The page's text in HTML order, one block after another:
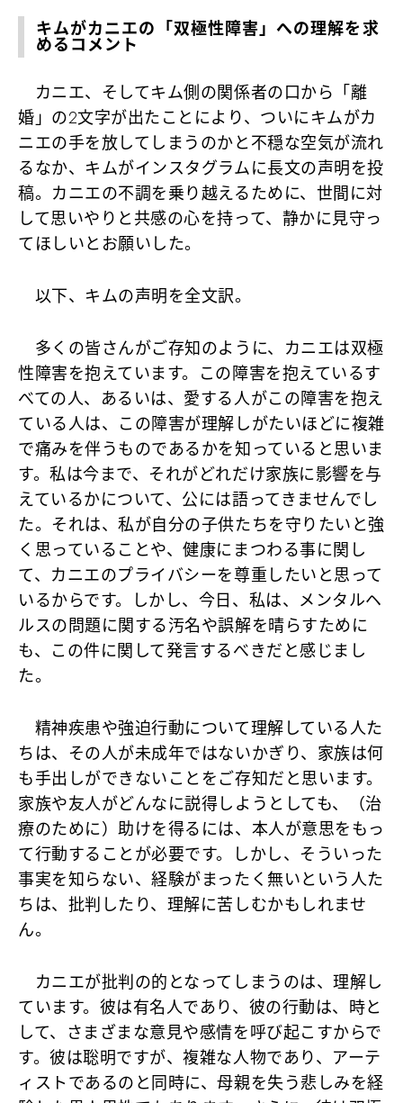
キムがカニエの「双極性障害」への理解を求
めるコメント
カニエ、そしてキム側の関係者の口から「離
婚」の2文字が出たことにより、ついにキムがカ
ニエの手を放してしまうのかと不穏な空気が流れ
るなか、キムがインスタグラムに長文の声明を投
稿。カニエの不調を乗り越えるために、世間に対
して思いやりと共感の心を持って、静かに見守っ
てほしいとお願いした。
以下、キムの声明を全文訳。
多くの皆さんがご存知のように、カニエは双極
性障害を抱えています。この障害を抱えているす
べての人、あるいは、愛する人がこの障害を抱え
ている人は、この障害が理解しがたいほどに複雑
で痛みを伴うものであるかを知っていると思いま
す。私は今まで、それがどれだけ家族に影響を与
えているかについて、公には語ってきませんでし
た。それは、私が自分の子供たちを守りたいと強
く思っていることや、健康にまつわる事に関し
て、カニエのプライバシーを尊重したいと思って
いるからです。しかし、今日、私は、メンタルヘ
ルスの問題に関する汚名や誤解を晴らすために
も、この件に関して発言するべきだと感じまし
た。
精神疾患や強迫行動について理解している人た
ちは、その人が未成年ではないかぎり、家族は何
も手出しができないことをご存知だと思います。
家族や友人がどんなに説得しようとしても、（治
療のために）助けを得るには、本人が意思をもっ
て行動することが必要です。しかし、そういった
事実を知らない、経験がまったく無いという人た
ちは、批判したり、理解に苦しむかもしれませ
ん。
カニエが批判の的となってしまうのは、理解し
ています。彼は有名人であり、彼の行動は、時と
して、さまざまな意見や感情を呼び起こすからで
す。彼は聡明ですが、複雑な人物であり、アーテ
ィストであるのと同時に、母親を失う悲しみを経